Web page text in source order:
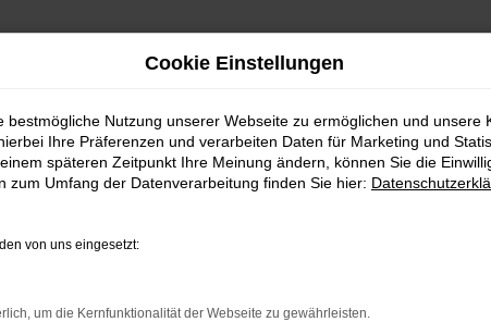
Cookie Einstellungen
bestmögliche Nutzung unserer Webseite zu ermöglichen und unsere
Ihre Präferenzen und verarbeiten Daten für Marketing und
späteren Zeitpunkt Ihre Meinung ändern, können Sie die
zum Umfang der Datenverarbeitung finden Sie hier:
von uns eingesetzt:
um die Kernfunktionalität der Webseite zu gewährleisten.